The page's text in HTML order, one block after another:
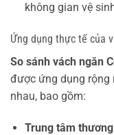
không gian vệ
Ứng dụng thực tế của
So sánh vách ngăn
được ứng dụng rộng
nhau, bao gồm:
Trung tâm